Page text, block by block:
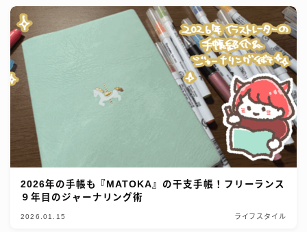
2026年の手帳も『MATOKA』の干支手帳！フリーランス
９年目のジャーナリング術
2026.01.15 ライフスタイル